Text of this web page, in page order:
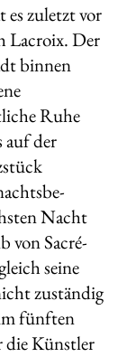
es zuletzt vor
Lacroix. Der
binnen
Ruhe
auf der
Nacht
von Sacré-
seine
zuständig
fünften
die Künstler